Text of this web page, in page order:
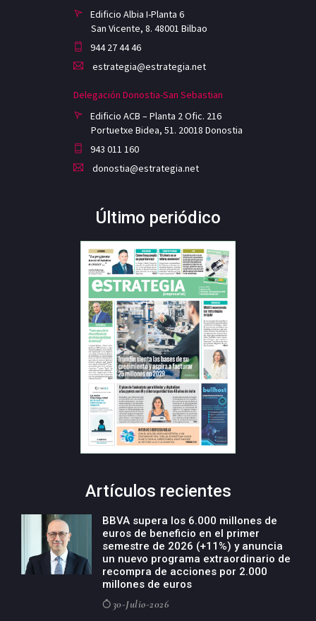
Edificio Albia I-Planta 6
San Vicente, 8. 48001 Bilbao
944 27 44 46
estrategia@estrategia.net
Delegación Donostia-San Sebastian
Edificio ACB – Planta 2 Ofic. 216
Portuetxe Bidea, 51. 20018 Donostia
943 011 160
donostia@estrategia.net
Último periódico
Artículos recientes
BBVA supera los 6.000 millones de
euros de beneficio en el primer
semestre de 2026 (+11%) y anuncia
un nuevo programa extraordinario de
recompra de acciones por 2.000
millones de euros
30-Julio-2026